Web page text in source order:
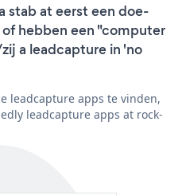
stab at eerst een doe-
hebben een "computer
a leadcapture in 'no
leadcapture apps te vinden,
leadcapture apps at rock-